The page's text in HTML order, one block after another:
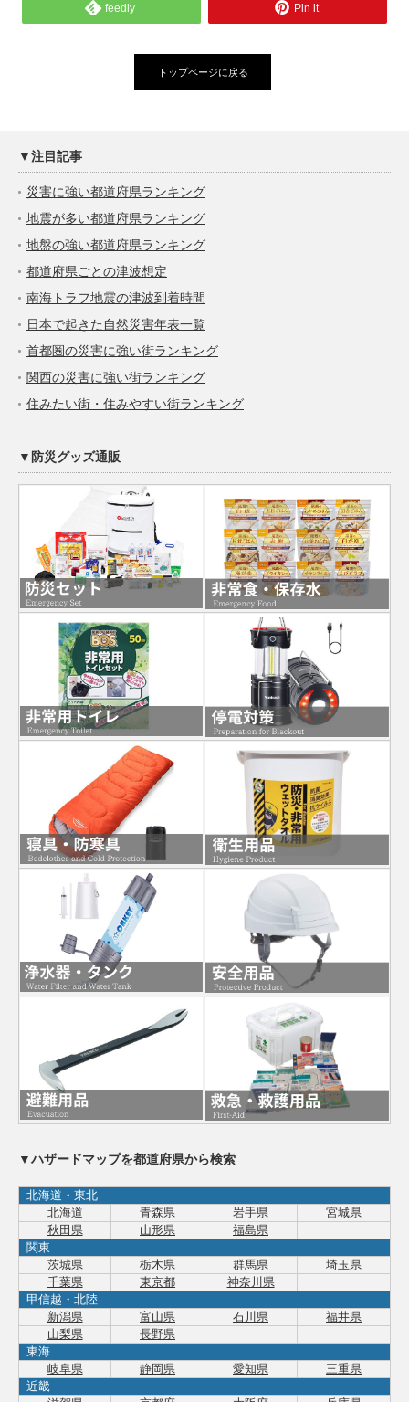
feedly Pin it
トップページに戻る
▼注目記事
災害に強い都道府県ランキング
地震が多い都道府県ランキング
地盤の強い都道府県ランキング
都道府県ごとの津波想定
南海トラフ地震の津波到着時間
日本で起きた自然災害年表一覧
首都圏の災害に強い街ランキング
関西の災害に強い街ランキング
住みたい街・住みやすい街ランキング
▼防災グッズ通販
▼ハザードマップを都道府県から検索
北海道・東北
北海道
青森県 岩手県
宮城県
秋田県
山形県
福島県
関東
茨城県
栃木県 群馬県
埼玉県
千葉県
東京都
神奈川県
甲信越・北陸
新潟県
富山県 石川県
福井県
山梨県
長野県
東海
岐阜県
静岡県 愛知県
三重県
近畿